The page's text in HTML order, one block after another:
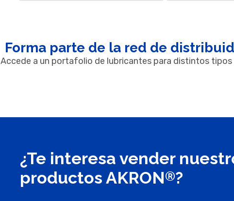
Forma parte de la red de
Accede a un portafolio de lubricantes para distintos tipos
¿Te interesa vender
productos AKRON®?